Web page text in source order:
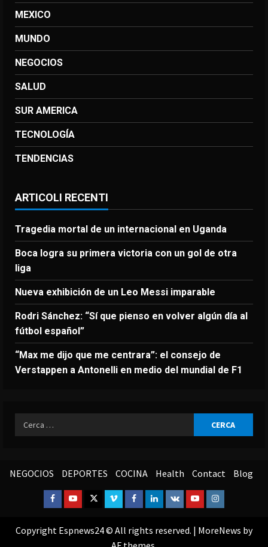
MEXICO
MUNDO
NEGOCIOS
SALUD
SUR AMERICA
TECNOLOGÍA
TENDENCIAS
ARTICOLI RECENTI
Tragedia mortal de un internacional en Uganda
Boca logra su primera victoria con un gol de otra
liga
Nueva exhibición de un Leo Messi imparable
Rodri Sánchez: “Sí que pienso en volver algún día al
fútbol español”
“Max me dijo que me centrara”: el consejo de
Verstappen a Antonelli en medio del mundial de F1
Ricerca
per:
NEGOCIOS DEPORTES COCINA Health Contact Blog
Facebook
YoutubeTwitterVimeoFacebook
Linkedin
VK YoutubeInstagram
Copyright Espnews24 © All rights reserved. | MoreNews by